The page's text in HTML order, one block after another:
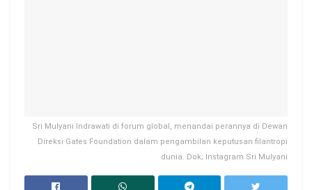
Sri Mulyani Indrawati di forum global, menandai perannya di Dewan
Direksi Gates Foundation dalam pengambilan keputusan filantropi
dunia. Dok; Instagram Sri Mulyani